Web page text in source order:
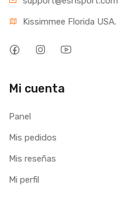
Kissimmee Florida USA.
Mi cuenta
Panel
Mis pedidos
Mis reseñas
Mi perfil